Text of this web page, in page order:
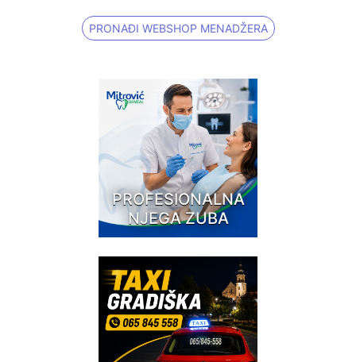
PRONAĐI WEBSHOP MENADŽERA
PROFESIONALNA
NJEGA ZUBA